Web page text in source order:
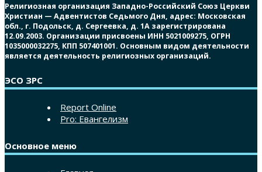
Религиозная организация Западно-Российский Союз Церкви
Христиан — Адвентистов Седьмого Дня, адрес: Московская
обл., г. Подольск, д. Сергеевка, д. 1А зарегистрирована
12.09.2003. Организации присвоены ИНН 5021009275, ОГРН
1035000032275, КПП 507401001. Основным видом деятельности
является деятельность религиозных организаций.
ЭСО ЗРС
Report Online
Pro: Евангелизм
Основное меню